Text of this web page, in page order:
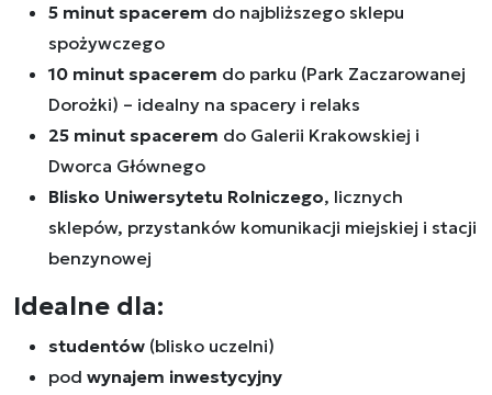
5 minut spacerem do najbliższego sklepu
spożywczego
10 minut spacerem do parku (Park Zaczarowanej
Dorożki) – idealny na spacery i relaks
25 minut spacerem do Galerii Krakowskiej i
Dworca Głównego
Blisko Uniwersytetu Rolniczego, licznych
sklepów, przystanków komunikacji miejskiej i stacji
benzynowej
Idealne dla:
studentów (blisko uczelni)
pod wynajem inwestycyjny